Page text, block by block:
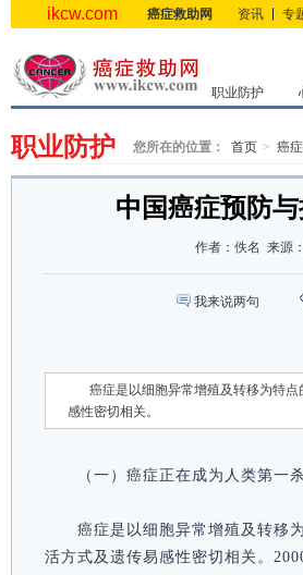
ikcw.com 癌症救助网 资讯 专
职业防护
职业防护 您所在的位置： 首页 癌
中国癌症预防与
作者： 佚名 来源：
我来说两句
癌症是以细胞异常增殖及转移为特
感性密切相关。
（一）癌症正在成为人类第一
癌症是以细胞异常增殖及转移
活方式及遗传易感性密切相关。